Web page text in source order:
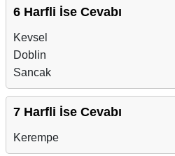
6 Harfli İse Cevabı
Kevsel
Doblin
Sancak
7 Harfli İse Cevabı
Kerempe